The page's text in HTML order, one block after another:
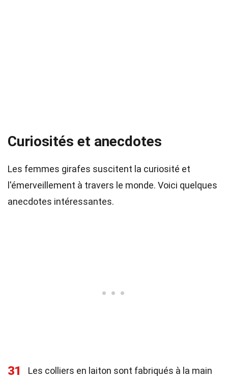
Curiosités et anecdotes
Les femmes girafes suscitent la curiosité et
l'émerveillement à travers le monde. Voici quelques
anecdotes intéressantes.
31
Les colliers en laiton sont fabriqués à la main